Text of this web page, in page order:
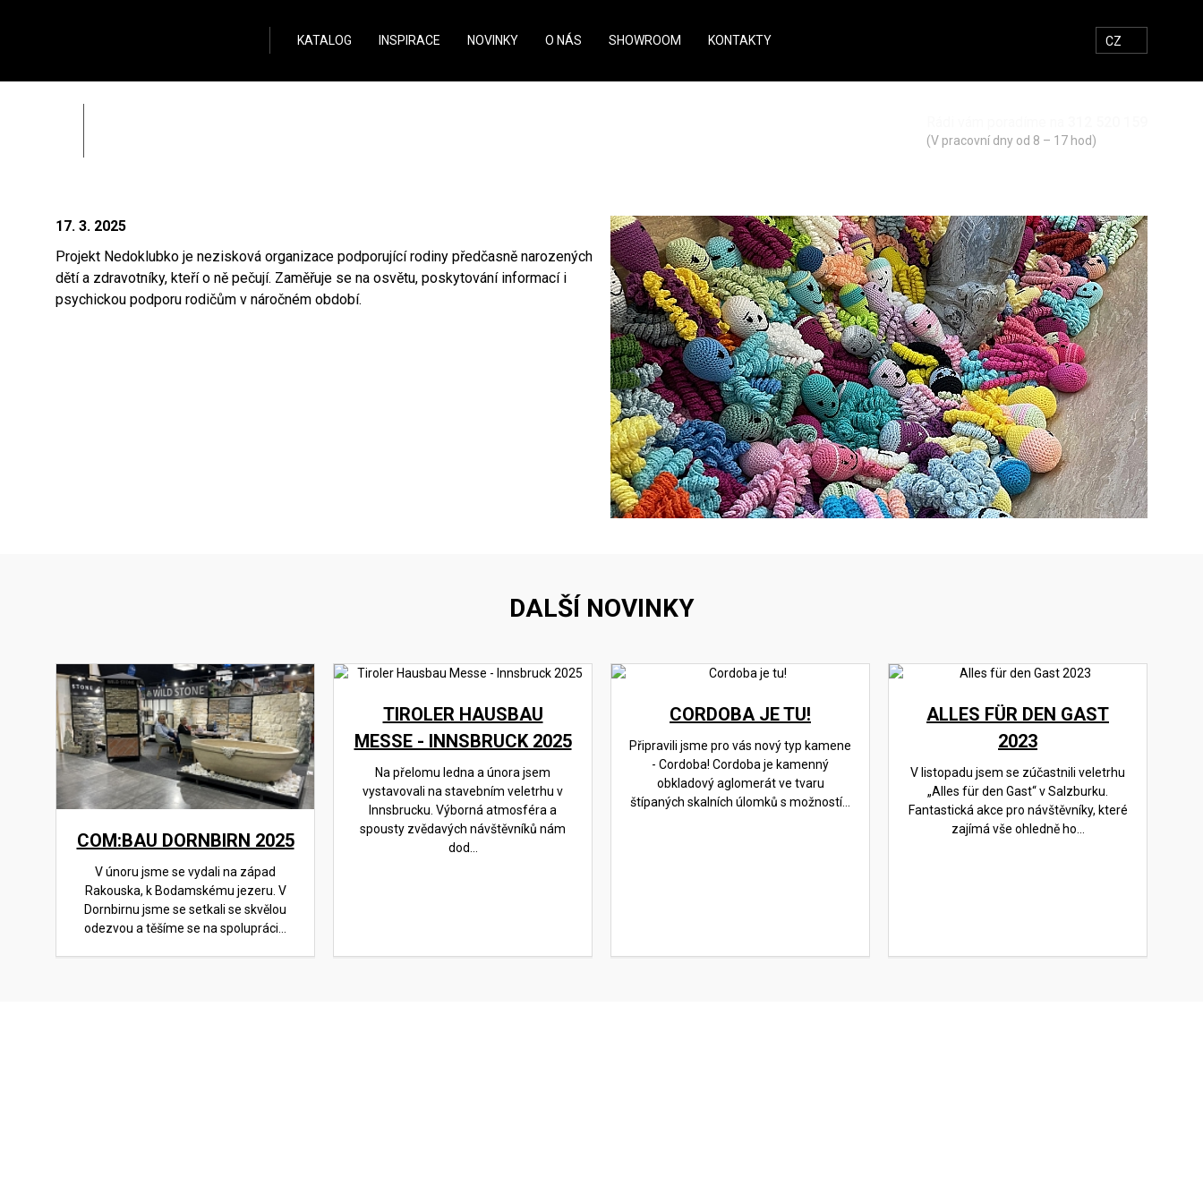
Wild StoneKATALOG INSPIRACE NOVINKY O NÁS SHOWROOM KONTAKTY INSTAGRAM
HLEDAT
CZ
(V pracovní dny od 8 – 17 hod)
17. 3. 2025
Projekt Nedoklubko je nezisková organizace podporující rodiny předčasně narozených
dětí a zdravotníky, kteří o ně pečují. Zaměřuje se na osvětu, poskytování informací i
psychickou podporu rodičům v náročném období.
DALŠÍ NOVINKY
COM:BAU DORNBIRN 2025
V únoru jsme se vydali na západ
Rakouska, k Bodamskému jezeru. V
Dornbirnu jsme se setkali se skvělou
odezvou a těšíme se na spolupráci...
TIROLER HAUSBAU
MESSE - INNSBRUCK 2025
Na přelomu ledna a února jsem
vystavovali na stavebním veletrhu v
Innsbrucku. Výborná atmosféra a
spousty zvědavých návštěvníků nám
dod...
CORDOBA JE TU!
Připravili jsme pro vás nový typ kamene
- Cordoba! Cordoba je kamenný
obkladový aglomerát ve tvaru
štípaných skalních úlomků s možností...
ALLES FÜR DEN GAST
2023
V listopadu jsem se zúčastnili veletrhu
„Alles für den Gast“ v Salzburku.
Fantastická akce pro návštěvníky, které
zajímá vše ohledně ho...